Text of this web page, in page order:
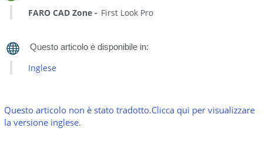
FARO CAD Zone First Look Pro
Inglese
Questo articolo non è stato tradotto.Clicca qui per visualizzare
la versione inglese.